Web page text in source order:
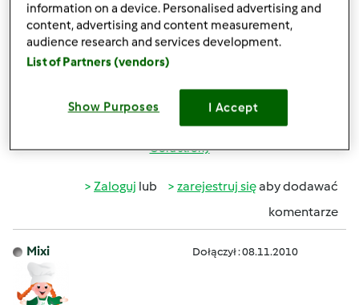
wt., 08/21/2012 - 20:10
Witaj Beatko w naszym skromnym gronie
lepiej nie
mogłas trafic masz TM i Nas
Góra strony
Zaloguj lub zarejestruj sięaby dodawać
komentarze
Mixi Dołączył : 08.11.2010
information on a device. Personalised advertising and
content, advertising and content measurement,
audience research and services development.
List of Partners (vendors)
Show Purposes I Accept